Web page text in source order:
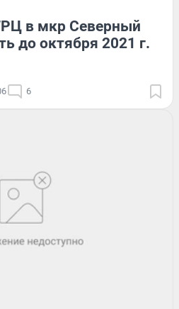
в мкр Северный
до октября 2021 г.
6